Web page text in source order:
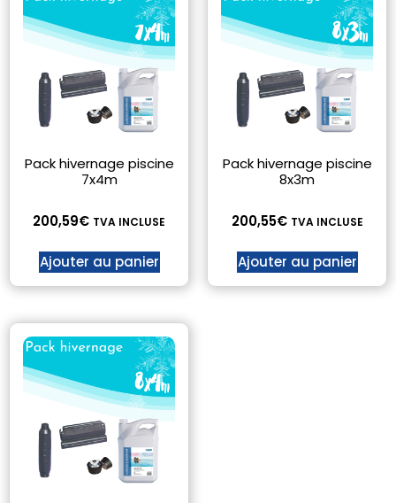
Pack hivernage piscine
7x4m
200,59€ TVA INCLUSE
Ajouter au panier
Pack hivernage piscine
8x3m
200,55€ TVA INCLUSE
Ajouter au panier